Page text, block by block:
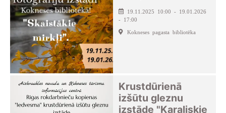
19.11.2025 10:00 - 19.01.2026
- 17:00
Kokneses pagasta bibliotēka
Krustdūrienā
izšūtu gleznu
izstāde "Karaliskie